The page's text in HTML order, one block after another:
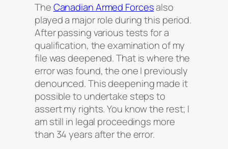
TheCanadian Armed Forcesalso
played a major role during this period.
After passing various tests for a
qualification, the examination of my
file was deepened. That is where the
error was found, the one I previously
denounced. This deepening made it
possible to undertake steps to
assert my rights. You know the rest; I
am still in legal proceedings more
than 34 years after the error.